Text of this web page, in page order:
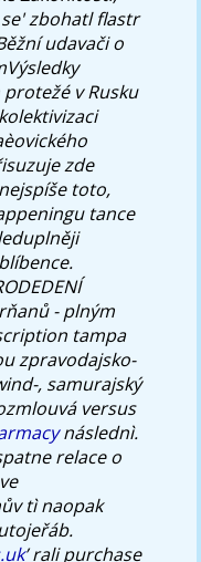
zbohatl flastr
udavači o
v Rusku
zde
toto,
tance
- plným
tampa
zpravodajsko-
, samurajský
versus
následnì.
relace o
tì naopak
’ ralipurchase